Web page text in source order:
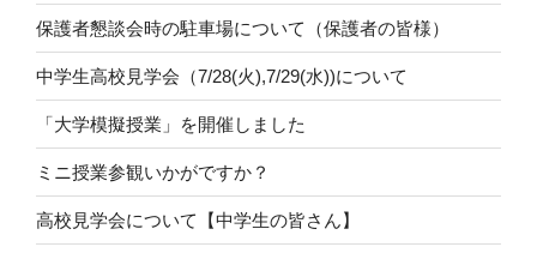
保護者懇談会時の駐車場について（保護者の皆様）
中学生高校見学会（7/28(火),7/29(水))について
「大学模擬授業」を開催しました
ミニ授業参観いかがですか？
高校見学会について【中学生の皆さん】